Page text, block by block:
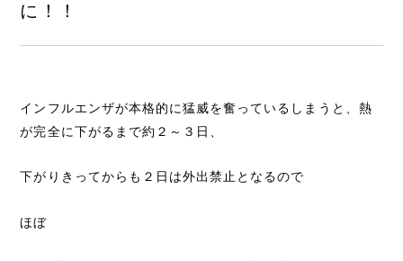
に！！
インフルエンザが本格的に猛威を奮っているしまうと、熱
が完全に下がるまで約２～３日、
下がりきってからも２日は外出禁止となるので
ほぼ